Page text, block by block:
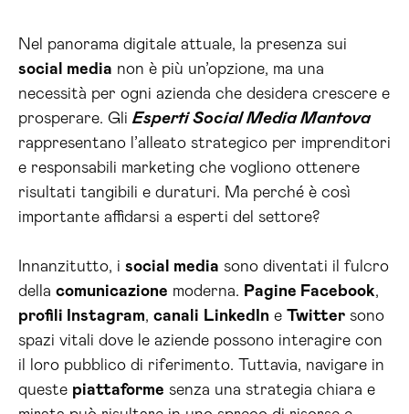
Nel panorama digitale attuale, la presenza sui
social media non è più un’opzione, ma una
necessità per ogni azienda che desidera crescere e
prosperare. Gli Esperti Social Media Mantova
rappresentano l’alleato strategico per imprenditori
e responsabili marketing che vogliono ottenere
risultati tangibili e duraturi. Ma perché è così
importante affidarsi a esperti del settore?
Innanzitutto, i social media sono diventati il fulcro
della comunicazione moderna. Pagine Facebook,
profili Instagram, canali LinkedIn e Twitter sono
spazi vitali dove le aziende possono interagire con
il loro pubblico di riferimento. Tuttavia, navigare in
queste piattaforme senza una strategia chiara e